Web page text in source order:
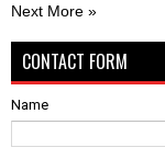
Next More »
CONTACT FORM
Name